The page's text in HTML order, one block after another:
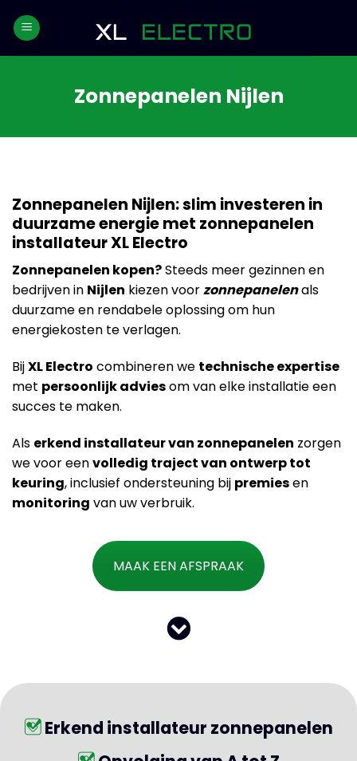
Zonnepanelen Nijlen
Zonnepanelen Nijlen: slim investeren in
duurzame energie met zonnepanelen
installateur XL Electro
Zonnepanelen kopen?Steeds meer gezinnen en
bedrijven in Nijlen kiezen voorzonnepanelenals
duurzame en rendabele oplossing om hun
energiekosten te verlagen.
BijXL Electro combineren we technische expertise
met persoonlijk adviesom van elke installatie een
succes te maken.
Als erkend installateur van zonnepanelen zorgen
we voor eenvolledig traject van ontwerp tot
keuring, inclusief ondersteuning bij premiesen
monitoring van uw verbruik.
MAAK EEN AFSPRAAK
Erkend installateur zonnepanelen